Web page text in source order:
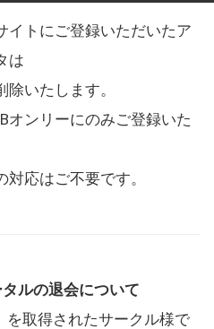
イトにご登録いただいたア
は
いたします。
オンリーにのみご登録いた
応はご不要です。
ルの退会について
を取得されたサークル様で